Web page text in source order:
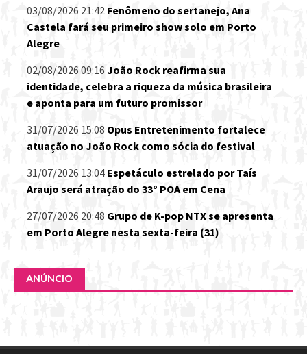
03/08/2026 21:42 Fenômeno do sertanejo, Ana
Castela fará seu primeiro show solo em Porto
Alegre
02/08/2026 09:16 João Rock reafirma sua
identidade, celebra a riqueza da música brasileira
e aponta para um futuro promissor
31/07/2026 15:08 Opus Entretenimento fortalece
atuação no João Rock como sócia do festival
31/07/2026 13:04 Espetáculo estrelado por Taís
Araujo será atração do 33º POA em Cena
27/07/2026 20:48 Grupo de K-pop NTX se apresenta
em Porto Alegre nesta sexta-feira (31)
ANÚNCIO